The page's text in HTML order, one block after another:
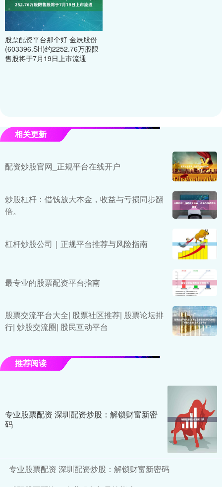
股票配资平台那个好 金辰股份
(603396.SH)约2252.76万股限
售股将于7月19日上市流通
相关更新
配资炒股官网_正规平台在线开户
炒股杠杆：借钱放大本金，收益与亏损同步翻
倍。
杠杆炒股公司｜正规平台推荐与风险指南
最专业的股票配资平台指南
股票交流平台大全| 股票社区推荐| 股票论坛排
行| 炒股交流圈| 股民互动平台
推荐阅读
专业股票配资 深圳配资炒股：解锁财富新密
码
专业股票配资 深圳配资炒股：解锁财富新密码